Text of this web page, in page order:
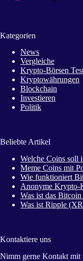
Kategorien
News
Vergleiche
Krypto-Börsen
Kryptowährungen
Blockchain
Investieren
Politik
Beliebte Artikel
Welche Coins soll
Meme Coins mit
Wie funktioniert
Anonyme Krypto-
Was ist das
Was ist Ripple
Kontaktiere uns
Nimm gerne Kontakt mit